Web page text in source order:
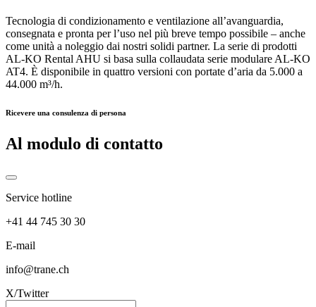
Tecnologia di condizionamento e ventilazione all’avanguardia,
consegnata e pronta per l’uso nel più breve tempo possibile – anche
come unità a noleggio dai nostri solidi partner. La serie di prodotti
AL-KO Rental AHU si basa sulla collaudata serie modulare AL-KO
AT4. È disponibile in quattro versioni con portate d’aria da 5.000 a
44.000 m³/h.
Ricevere una consulenza di persona
Al modulo di contatto
Service hotline
+41 44 745 30 30
E-mail
info@trane.ch
X/Twitter